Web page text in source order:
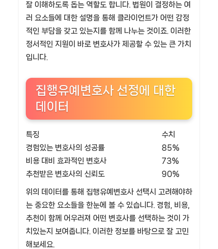
잘 이해하도록 돕는 역할도 합니다. 법원이 결정하는 여
러 요소들에 대한 설명을 통해 클라이언트가 어떤 감정
적인 부담을 갖고 있는지를 함께 나누는 것이죠. 이러한
정서적인 지원이 바로 변호사가 제공할 수 있는 큰 가치
입니다.
집행유예변호사 선정에 대한
데이터
특징
수치
경험있는 변호사의 성공률
85%
비용 대비 효과적인 변호사
73%
추천받은 변호사의 신뢰도
90%
위의 데이터를 통해 집행유예변호사 선택시 고려해야하
는 중요한 요소들을 한눈에 볼 수 있습니다. 경험, 비용,
추천이 함께 어우러져 어떤 변호사를 선택하는 것이 가
치있는지 보여줍니다. 이러한 정보를 바탕으로 잘 고민
해보세요.